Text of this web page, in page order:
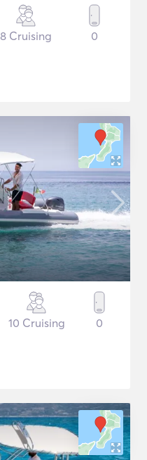
8 Cruising 0
10 Cruising 0